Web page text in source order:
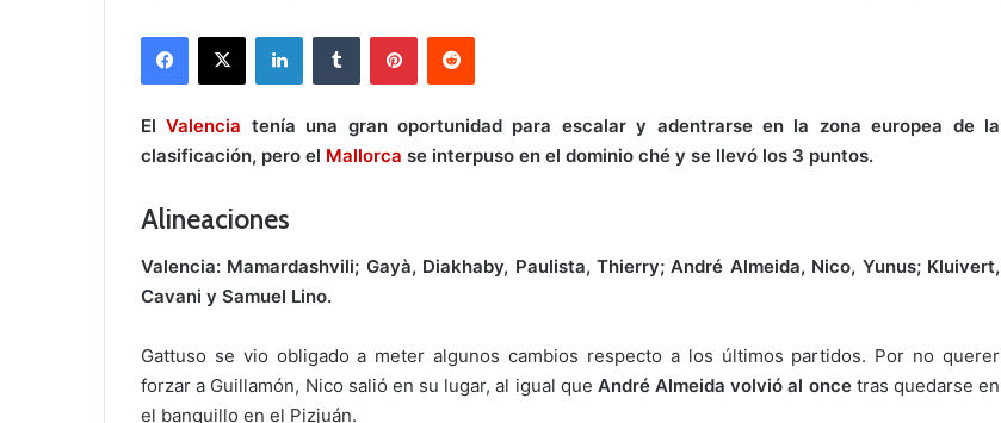
ElValencia tenía una gran oportunidad para escalar y adentrarse en la zona europea de la
clasificación, pero el Mallorca se interpuso en el dominio ché y se llevó los 3 puntos.
Alineaciones
Valencia: Mamardashvili; Gayà, Diakhaby, Paulista, Thierry; André Almeida, Nico, Yunus; Kluivert,
Cavani y Samuel Lino.
Gattuso se vio obligado a meter algunos cambios respecto a los últimos partidos. Por no querer
forzar a Guillamón, Nico salió en su lugar, al igual que André Almeida volvió al oncetras quedarse en
el banquillo en el Pizjuán.